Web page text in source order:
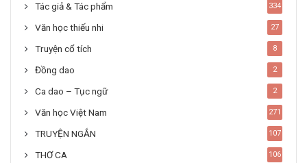
Tác giả & Tác phẩm 334
Văn học thiếu nhi 27
Truyện cổ tích 8
Đồng dao 2
Ca dao – Tục ngữ 2
Văn học Việt Nam 271
TRUYỆN NGẮN 107
THƠ CA 106